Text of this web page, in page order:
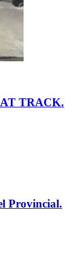
TRACK.
Provincial.